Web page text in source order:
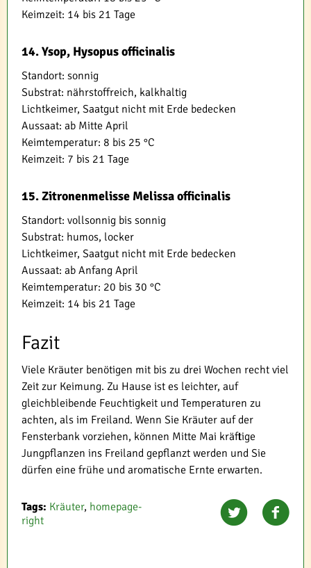
Keimzeit: 14 bis 21 Tage
14. Ysop, Hysopus officinalis
Standort: sonnig
Substrat: nährstoffreich, kalkhaltig
Lichtkeimer, Saatgut nicht mit Erde bedecken
Aussaat: ab Mitte April
Keimtemperatur: 8 bis 25 °C
Keimzeit: 7 bis 21 Tage
15. Zitronenmelisse Melissa officinalis
Standort: vollsonnig bis sonnig
Substrat: humos, locker
Lichtkeimer, Saatgut nicht mit Erde bedecken
Aussaat: ab Anfang April
Keimtemperatur: 20 bis 30 °C
Keimzeit: 14 bis 21 Tage
Fazit
Viele Kräuter benötigen mit bis zu drei Wochen recht viel
Zeit zur Keimung. Zu Hause ist es leichter, auf
gleichbleibende Feuchtigkeit und Temperaturen zu
achten, als im Freiland. Wenn Sie Kräuter auf der
Fensterbank vorziehen, können Mitte Mai kräftige
Jungpflanzen ins Freiland gepflanzt werden und Sie
dürfen eine frühe und aromatische Ernte erwarten.
Tags: Kräuter, homepage-
right